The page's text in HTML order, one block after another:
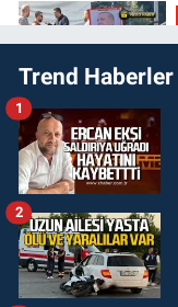
Trend Haberler
1
2